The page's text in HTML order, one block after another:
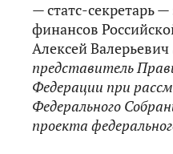
— статс-секретарь
финансов
Алексей Валерьевич
представитель
Федерации при
Федерального
проекта